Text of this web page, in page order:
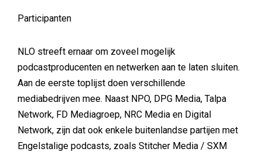
Participanten
NLO streeft ernaar om zoveel mogelijk
podcastproducenten en netwerken aan te laten sluiten.
Aan de eerste toplijst doen verschillende
mediabedrijven mee. Naast NPO, DPG Media, Talpa
Network, FD Mediagroep, NRC Media en Digital
Network, zijn dat ook enkele buitenlandse partijen met
Engelstalige podcasts, zoals Stitcher Media / SXM